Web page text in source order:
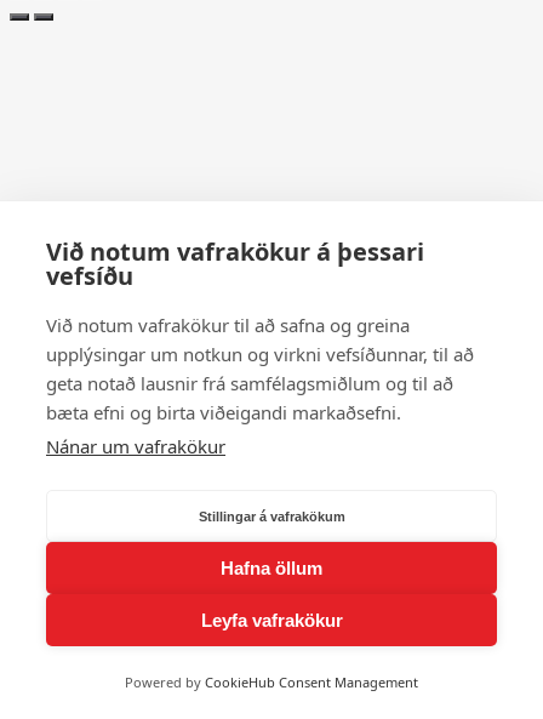
Við notum vafrakökur á þessari
vefsíðu
Við notum vafrakökur til að safna og greina
upplýsingar um notkun og virkni vefsíðunnar, til að
geta notað lausnir frá samfélagsmiðlum og til að
bæta efni og birta viðeigandi markaðsefni.
Nánar um vafrakökur
Stillingar á vafrakökum
Hafna öllum
Leyfa vafrakökur
Powered by CookieHub Consent Management